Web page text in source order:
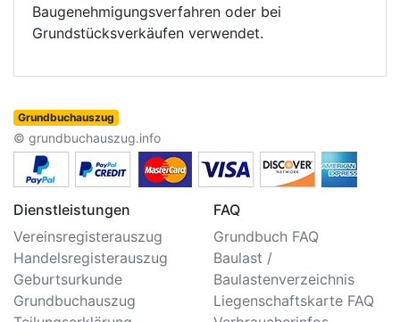
Baugenehmigungsverfahren oder bei
Grundstücksverkäufen verwendet.
Grundbuchauszug
© grundbuchauszug.info
Dienstleistungen
Vereinsregisterauszug
Handelsregisterauszug
Geburtsurkunde
Grundbuchauszug
FAQ
Grundbuch FAQ
Baulast /
Baulastenverzeichnis
Liegenschaftskarte FAQ